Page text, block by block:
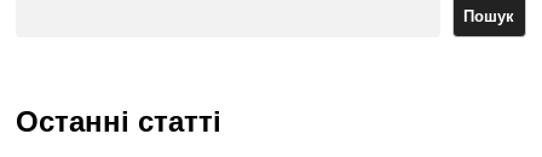
Пошук
Останні статті